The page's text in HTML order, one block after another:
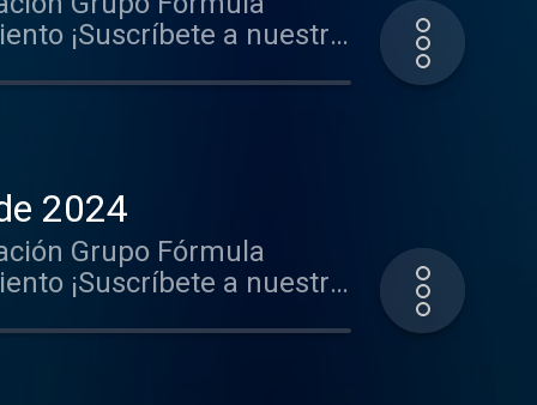
¡Suscríbete a nuestro
Mantente
http://
en este y muchos
2024
Grupo Fórmula
¡Suscríbete a nuestro
Mantente
http://